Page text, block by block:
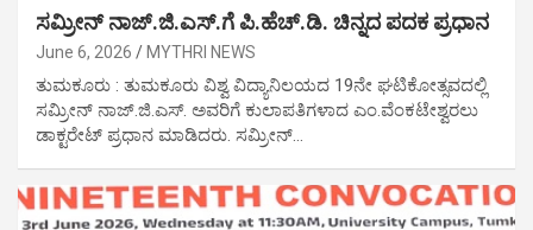
ಸಮ್ರೀನ್ ನಾಜ್.ಜಿ.ಎಸ್.ಗೆ ಪಿ.ಹೆಚ್.ಡಿ. ಚಿನ್ನದ ಪದಕ ಪ್ರಧಾನ
June 6, 2026 MYTHRI NEWS
ತುಮಕೂರು : ತುಮಕೂರು ವಿಶ್ವ ವಿದ್ಯಾನಿಲಯದ 19ನೇ ಘಟಿಕೋತ್ಸವದಲ್ಲಿ
ಸಮ್ರೀನ್ ನಾಜ್.ಜಿ.ಎಸ್. ಅವರಿಗೆ ಕುಲಾಪತಿಗಳಾದ ಎಂ.ವೆಂಕಟೇಶ್ವರಲು
ಡಾಕ್ಟರೇಟ್ ಪ್ರಧಾನ ಮಾಡಿದರು. ಸಮ್ರೀನ್…